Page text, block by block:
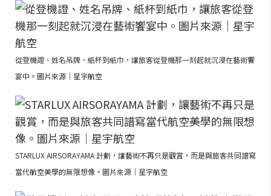
從登機證、姓名吊牌、紙杯到紙巾，讓旅客從登機那一刻起就沉浸在藝術饗
宴中。圖片來源｜星宇航空
STARLUX AIRSORAYAMA 計劃，讓藝術不再只是觀賞，而是與旅客共同譜寫
當代航空美學的無限想像。圖片來源｜星宇航空